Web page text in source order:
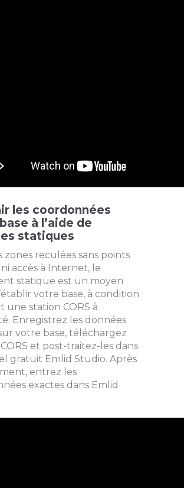
les coordonnées
à l’aide de
statiques
zones reculées sans points
accès à Internet, le
statique est un moyen
votre base, à condition
une station CORS à
Enregistrez les données
votre base, téléchargez
CORS et post-traitez-les dans
gratuit Emlid Studio. Après
entrez les
exactes dans Emlid